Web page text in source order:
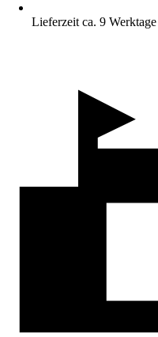
Lieferzeit ca. 9 Werktage